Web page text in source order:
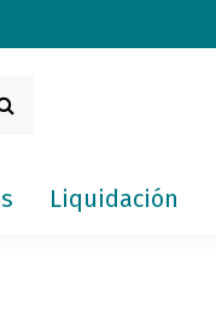
Liquidación